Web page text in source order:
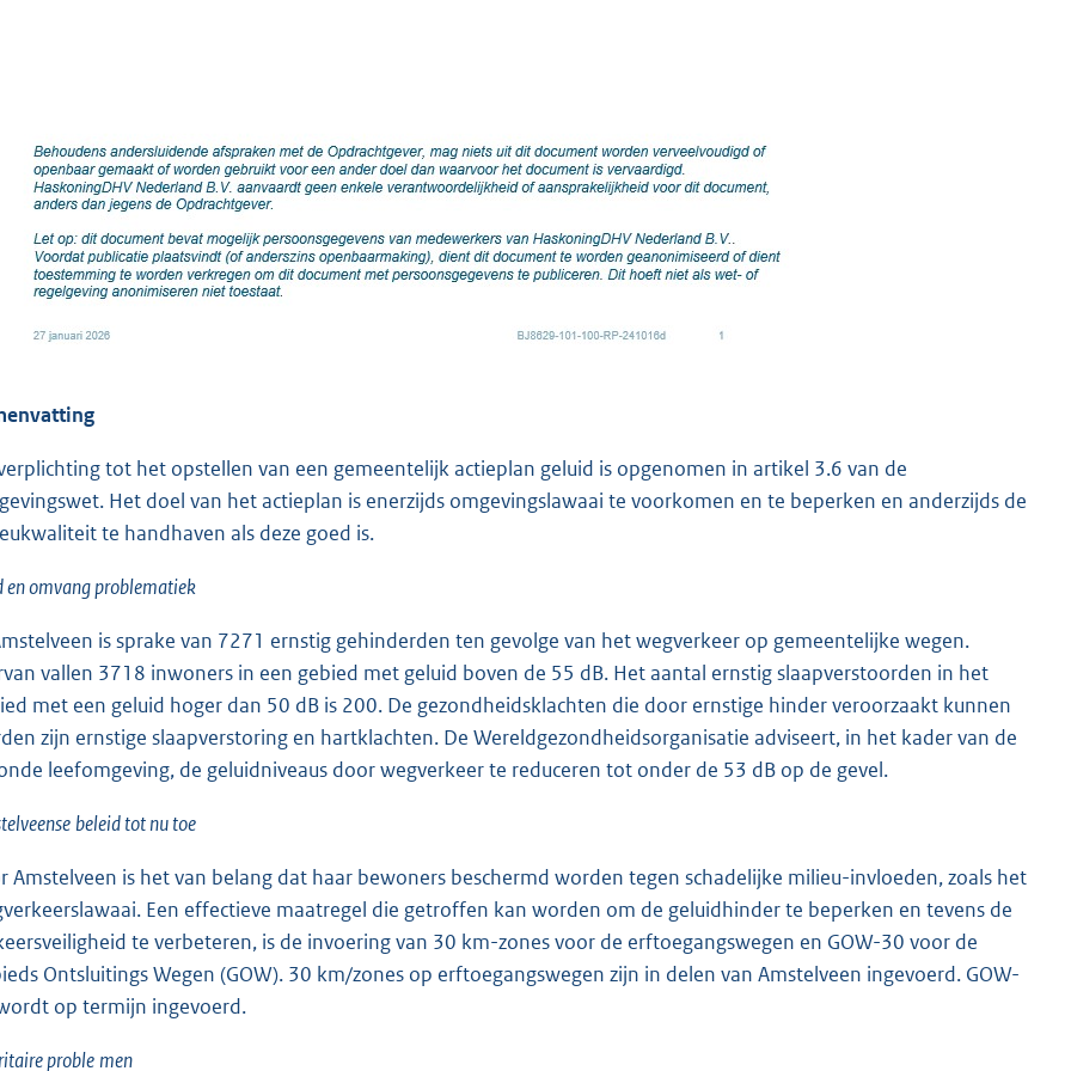
tot het opstellen van een gemeentelijk actieplan geluid is opgenomen in artikel 3.6 van de
Het doel van het actieplan is enerzijds omgevingslawaai te voorkomen en te beperken en anderzijds de
te handhaven als deze goed is.
en omvang problematiek
is sprake van 7271 ernstig gehinderden ten gevolge van het wegverkeer op gemeentelijke wegen.
vallen 3718 inwoners in een gebied met geluid boven de 55 dB. Het aantal ernstig slaapverstoorden in het
met een geluid hoger dan 50 dB is 200. De gezondheidsklachten die door ernstige hinder veroorzaakt kunnen
zijn ernstige slaapverstoring en hartklachten. De Wereldgezondheidsorganisatie adviseert, in het kader van de
leefomgeving, de geluidniveaus door wegverkeer te reduceren tot onder de 53 dB op de gevel.
beleid tot nu toe
Amstelveen is het van belang dat haar bewoners beschermd worden tegen schadelijke milieu-invloeden, zoals het
Een effectieve maatregel die getroffen kan worden om de geluidhinder te beperken en tevens de
te verbeteren, is de invoering van 30 km-zones voor de erftoegangswegen en GOW-30 voor de
Ontsluitings Wegen (GOW). 30 km/zones op erftoegangswegen zijn in delen van Amstelveen ingevoerd. GOW-
op termijn ingevoerd.
proble men